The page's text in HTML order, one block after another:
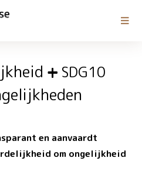
SDG10
en aanvaardt
om ongelijkheid